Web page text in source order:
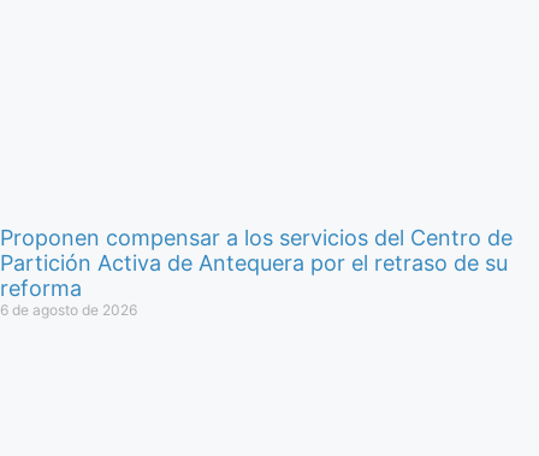
Proponen compensar a los servicios del Centro de
Partición Activa de Antequera por el retraso de su
reforma
6 de agosto de 2026